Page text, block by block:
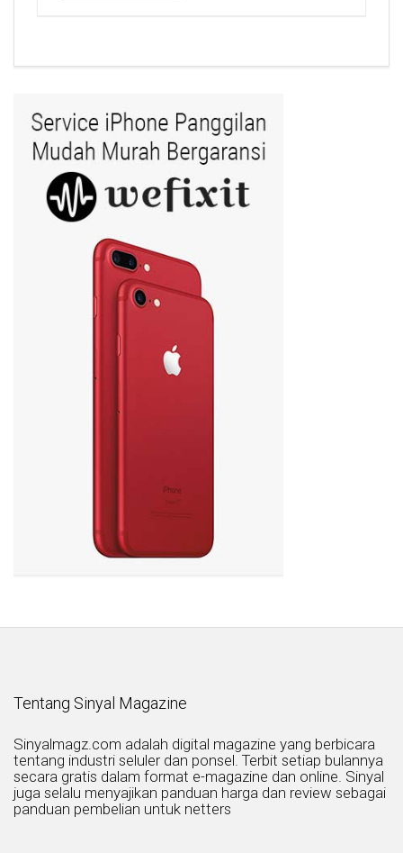
Tentang Sinyal Magazine
Sinyalmagz.com adalah digital magazine yang berbicara
tentang industri seluler dan ponsel. Terbit setiap bulannya
secara gratis dalam format e-magazine dan online. Sinyal
juga selalu menyajikan panduan harga dan review sebagai
panduan pembelian untuk netters